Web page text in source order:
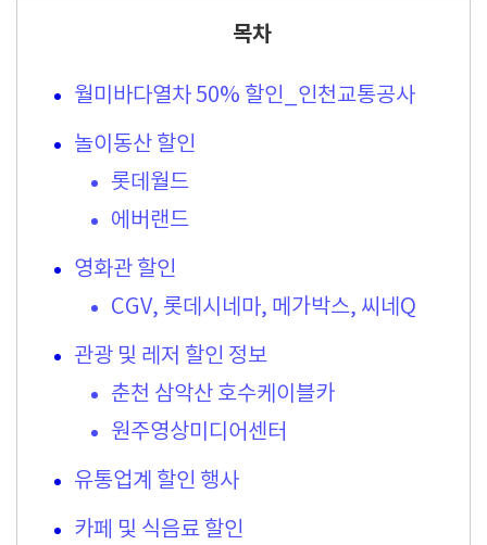
목차
월미바다열차 50% 할인_인천교통공사
놀이동산 할인
롯데월드
에버랜드
영화관 할인
CGV, 롯데시네마, 메가박스, 씨네Q
관광 및 레저 할인 정보
춘천 삼악산 호수케이블카
원주영상미디어센터
유통업계 할인 행사
카페 및 식음료 할인